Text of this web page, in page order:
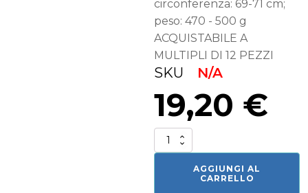
circonferenza: 69-71 cm;
peso: 470 - 500 g
ACQUISTABILE A
MULTIPLI DI 12 PEZZI
SKU N/A
19,20 €
B5G1600
quantità
AGGIUNGI AL
CARRELLO